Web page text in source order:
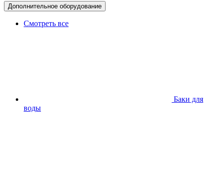
Дополнительное оборудование
Смотреть все
Баки для
воды